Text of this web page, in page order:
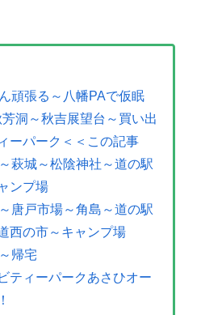
頑張る～八幡PAで仮眠
洞～秋吉展望台～買い出
ーパーク＜＜この記事
萩城～松陰神社～道の駅
ンプ場
唐戸市場～角島～道の駅
西の市～キャンプ場
帰宅
ティーパークあさひオー